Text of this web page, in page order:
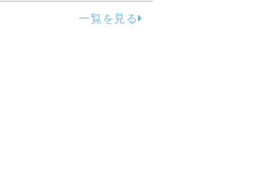
一覧を見る